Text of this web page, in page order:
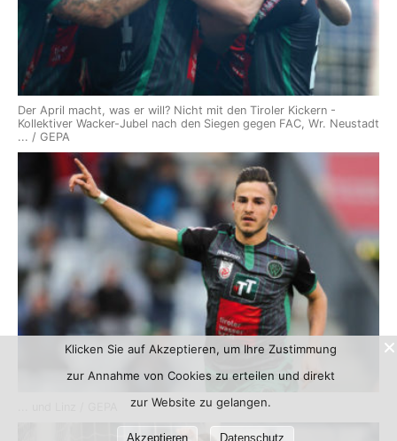
Der April macht, was er will? Nicht mit den Tiroler Kickern -
Kollektiver Wacker-Jubel nach den Siegen gegen FAC, Wr. Neustadt
... / GEPA
Klicken Sie auf Akzeptieren, um Ihre Zustimmung
zur Annahme von Cookies zu erteilen und direkt
zur Website zu gelangen.
Akzeptieren Datenschutz